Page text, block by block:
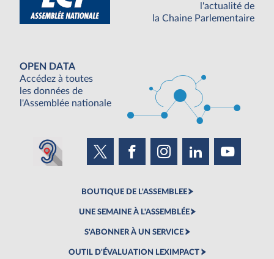
l'actualité de
la Chaine Parlementaire
OPEN DATA
Accédez à toutes
les données de
l'Assemblée nationale
BOUTIQUE DE L'ASSEMBLEE
UNE SEMAINE À L'ASSEMBLÉE
S'ABONNER À UN SERVICE
OUTIL D'ÉVALUATION LEXIMPACT